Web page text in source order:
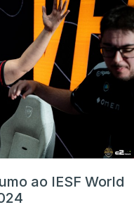
ao IESF World